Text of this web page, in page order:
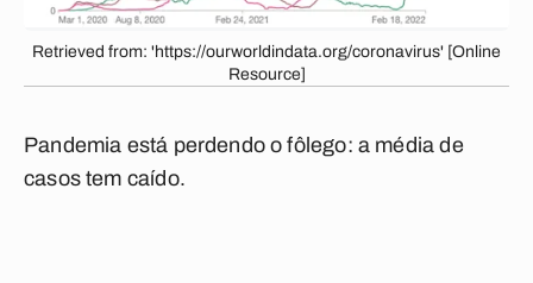
Retrieved from: 'https://ourworldindata.org/coronavirus' [Online
Resource]
Pandemia está perdendo o fôlego: a média de
casos tem caído.